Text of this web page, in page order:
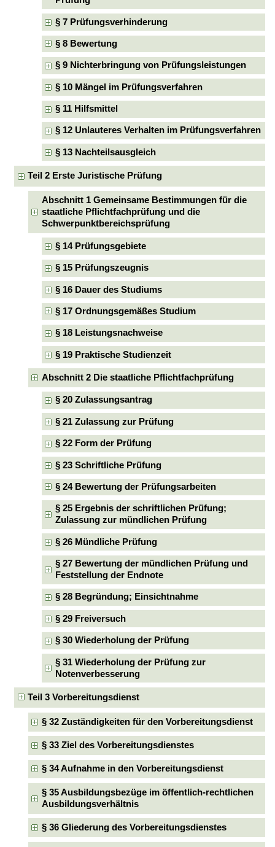
§ 7 Prüfungsverhinderung
§ 8 Bewertung
§ 9 Nichterbringung von Prüfungsleistungen
§ 10 Mängel im Prüfungsverfahren
§ 11 Hilfsmittel
§ 12 Unlauteres Verhalten im Prüfungsverfahren
§ 13 Nachteilsausgleich
Teil 2 Erste Juristische Prüfung
Abschnitt 1 Gemeinsame Bestimmungen für die
staatliche Pflichtfachprüfung und die
Schwerpunktbereichsprüfung
§ 14 Prüfungsgebiete
§ 15 Prüfungszeugnis
§ 16 Dauer des Studiums
§ 17 Ordnungsgemäßes Studium
§ 18 Leistungsnachweise
§ 19 Praktische Studienzeit
Abschnitt 2 Die staatliche Pflichtfachprüfung
§ 20 Zulassungsantrag
§ 21 Zulassung zur Prüfung
§ 22 Form der Prüfung
§ 23 Schriftliche Prüfung
§ 24 Bewertung der Prüfungsarbeiten
§ 25 Ergebnis der schriftlichen Prüfung;
Zulassung zur mündlichen Prüfung
§ 26 Mündliche Prüfung
§ 27 Bewertung der mündlichen Prüfung und
Feststellung der Endnote
§ 28 Begründung; Einsichtnahme
§ 29 Freiversuch
§ 30 Wiederholung der Prüfung
§ 31 Wiederholung der Prüfung zur
Notenverbesserung
Teil 3 Vorbereitungsdienst
§ 32 Zuständigkeiten für den Vorbereitungsdienst
§ 33 Ziel des Vorbereitungsdienstes
§ 34 Aufnahme in den Vorbereitungsdienst
§ 35 Ausbildungsbezüge im öffentlich-rechtlichen
Ausbildungsverhältnis
§ 36 Gliederung des Vorbereitungsdienstes